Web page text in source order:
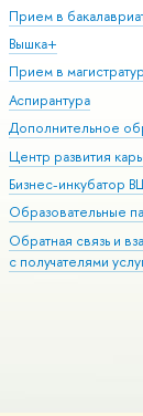
Прием в
Вышка+
Прием в
Аспирантура
Дополнительное
Центр развития
Бизнес-инкубатор
Образовательные
Обратная связь и
с получателями